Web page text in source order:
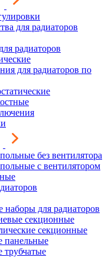
для радиаторов
радиаторов
для радиаторов по
без вентилятора
с вентилятором
для радиаторов
секционные
секционные
панельные
трубчатые